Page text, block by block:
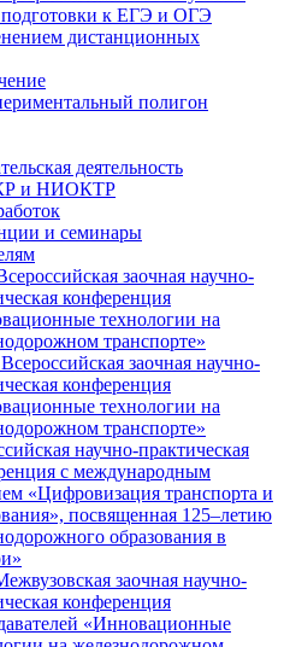
к ЕГЭ и ОГЭ
дистанционных
полигон
деятельность
и НИОКТР
и семинары
заочная научно-
конференция
технологии на
транспорте»
заочная научно-
конференция
технологии на
транспорте»
научно-практическая
с международным
«Цифровизация транспорта и
посвященная 125–летию
образования в
заочная научно-
конференция
«Инновационные